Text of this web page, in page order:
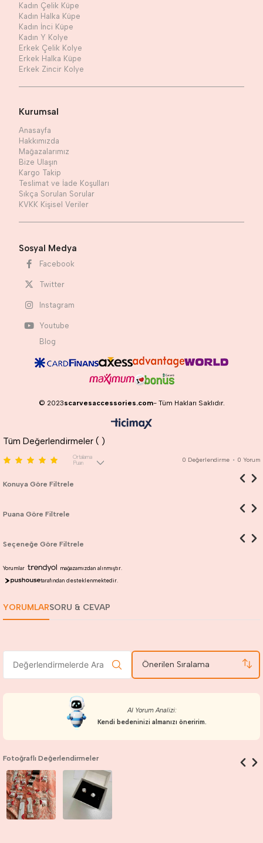
Kadın Çelik Küpe
Kadın Halka Küpe
Kadın İnci Küpe
Kadın Y Kolye
Erkek Çelik Kolye
Erkek Halka Küpe
Erkek Zincir Kolye
Kurumsal
Anasayfa
Hakkımızda
Mağazalarımız
Bize Ulaşın
Kargo Takip
Teslimat ve İade Koşulları
Sıkça Sorulan Sorular
KVKK Kişisel Veriler
Sosyal Medya
Facebook
Twitter
Instagram
Youtube
Blog
© 2023scarvesaccessories.com- Tüm Hakları Saklıdır.
Tüm Değerlendirmeler ( )
Ortalama
Puan
0 Değerlendirme • 0 Yorum
Konuya Göre Filtrele
Puana Göre Filtrele
Seçeneğe Göre Filtrele
Yorumlar
mağazamızdan alınmıştır.
tarafından desteklenmektedir.
YORUMLARSORU & CEVAP
Önerilen Sıralama
AI Yorum Analizi:
Kendi bedeninizi almanızı öneririm.
Fotoğraflı Değerlendirmeler